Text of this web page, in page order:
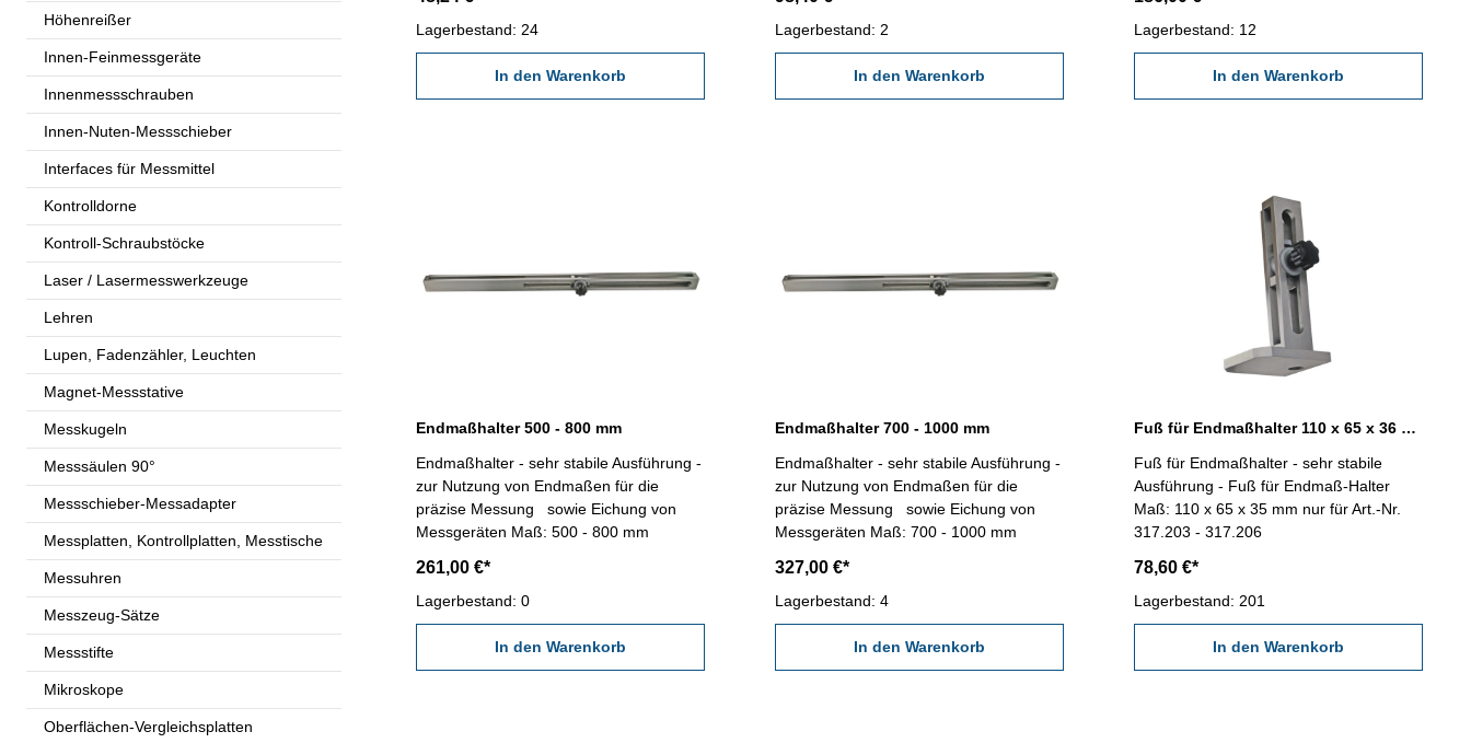
Höhenreißer
Innen-Feinmessgeräte
Innenmessschrauben
Innen-Nuten-Messschieber
Interfaces für Messmittel
Kontrolldorne
Kontroll-Schraubstöcke
Laser / Lasermesswerkzeuge
Lehren
Lupen, Fadenzähler, Leuchten
Magnet-Messstative
Messkugeln
Messsäulen 90°
Messschieber-Messadapter
Messplatten, Kontrollplatten, Messtische
Messuhren
Messzeug-Sätze
Messstifte
Mikroskope
Oberflächen-Vergleichsplatten
Lagerbestand: 24
In den Warenkorb
Lagerbestand: 2
In den Warenkorb
Lagerbestand: 12
In den Warenkorb
Endmaßhalter 500 - 800 mm
Endmaßhalter - sehr stabile Ausführung -
zur Nutzung von Endmaßen für die
präzise Messung sowie Eichung von
Messgeräten Maß: 500 - 800 mm
261,00 €*
Lagerbestand: 0
In den Warenkorb
Endmaßhalter 700 - 1000 mm
Endmaßhalter - sehr stabile Ausführung -
zur Nutzung von Endmaßen für die
präzise Messung sowie Eichung von
Messgeräten Maß: 700 - 1000 mm
327,00 €*
Lagerbestand: 4
In den Warenkorb
Fuß für Endmaßhalter 110 x 65 x 36 mm
Fuß für Endmaßhalter - sehr stabile
Ausführung - Fuß für Endmaß-Halter
Maß: 110 x 65 x 35 mm nur für Art.-Nr.
317.203 - 317.206
78,60 €*
Lagerbestand: 201
In den Warenkorb